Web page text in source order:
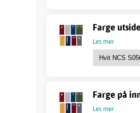
Farge
Les mer
Farge på
Les mer